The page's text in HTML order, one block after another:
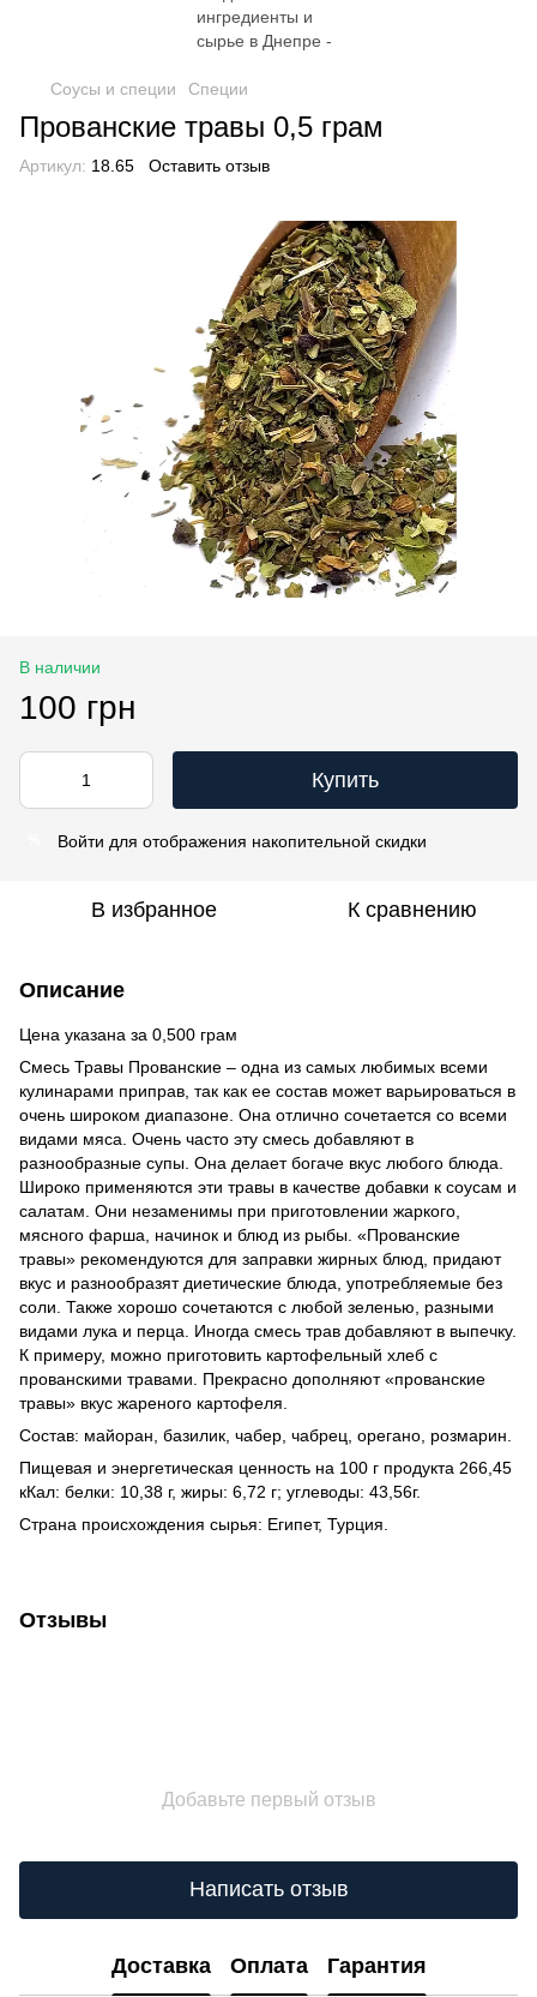
Соусы и специи Специи
Прованские травы 0,5 грам
Артикул: 18.65 Оставить отзыв
В наличии
100 грн
Купить
Войти для отображения накопительной скидки
В избранное К сравнению
Описание
Цена указана за 0,500 грам
Смесь Травы Прованские – одна из самых любимых всеми
кулинарами приправ, так как ее состав может варьироваться в
очень широком диапазоне. Она отлично сочетается со всеми
видами мяса. Очень часто эту смесь добавляют в
разнообразные супы. Она делает богаче вкус любого блюда.
Широко применяются эти травы в качестве добавки к соусам и
салатам. Они незаменимы при приготовлении жаркого,
мясного фарша, начинок и блюд из рыбы. «Прованские
травы» рекомендуются для заправки жирных блюд, придают
вкус и разнообразят диетические блюда, употребляемые без
соли. Также хорошо сочетаются с любой зеленью, разными
видами лука и перца. Иногда смесь трав добавляют в выпечку.
К примеру, можно приготовить картофельный хлеб с
прованскими травами. Прекрасно дополняют «прованские
травы» вкус жареного картофеля.
Состав: майоран, базилик, чабер, чабрец, орегано, розмарин.
Пищевая и энергетическая ценность на 100 г продукта 266,45
кКал: белки: 10,38 г, жиры: 6,72 г; углеводы: 43,56г.
Страна происхождения сырья: Египет, Турция.
Отзывы
Добавьте первый отзыв
Написать отзыв
Доставка Оплата Гарантия